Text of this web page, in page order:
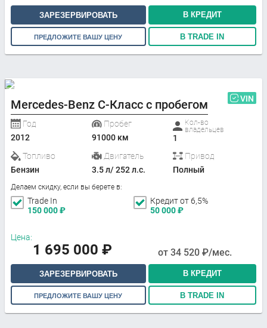
ЗАРЕЗЕРВИРОВАТЬ В КРЕДИТ
ПРЕДЛОЖИТЕ ВАШУ ЦЕНУ В TRADE IN
Mercedes-Benz C-Класс с пробегом VIN
Год
2012
Пробег
91000 км
Кол-во
владельцев
1
Топливо
Бензин
Двигатель
3.5 л/ 252 л.с.
Привод
Полный
Делаем скидку, если вы берете в:
Trade In
150 000₽
Кредит от 6,5%
50 000₽
Цена:
1 695 000 ₽ от 34 520 ₽/мес.
ЗАРЕЗЕРВИРОВАТЬ В КРЕДИТ
ПРЕДЛОЖИТЕ ВАШУ ЦЕНУ В TRADE IN